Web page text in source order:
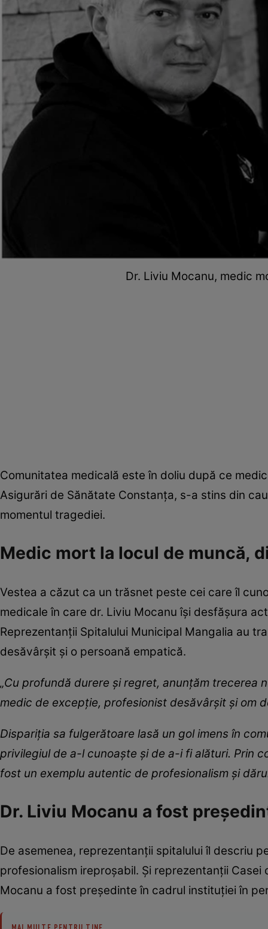
Dr. Liviu Mocanu, medic
Comunitatea medicală este în doliu după ce
Asigurări de Sănătate Constanța, s-a stins din
momentul tragediei.
Medic mort la locul de muncă,
Vestea a căzut ca un trăsnet peste cei care îl
medicale în care dr. Liviu Mocanu își desfășura
Reprezentanții Spitalului Municipal Mangalia au
desăvârșit și o persoană empatică.
„Cu profundă durere și regret, anunțăm trecerea
medic de excepție, profesionist desăvârșit și om
Dispariția sa fulgerătoare lasă un gol imens în
privilegiul de a-l cunoaște și de a-i fi alături. Prin
fost un exemplu autentic de profesionalism și
Dr. Liviu Mocanu a fost
De asemenea, reprezentanții spitalului îl descriu
profesionalism ireproșabil. Și reprezentanții
Mocanu a fost președinte în cadrul instituției în
MAI MULTE PENTRU TINE